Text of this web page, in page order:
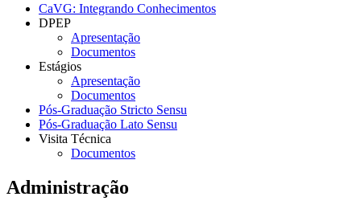
CaVG: Integrando Conhecimentos
DPEP
Apresentação
Documentos
Estágios
Apresentação
Documentos
Pós-Graduação Stricto Sensu
Pós-Graduação Lato Sensu
Visita Técnica
Documentos
Administração